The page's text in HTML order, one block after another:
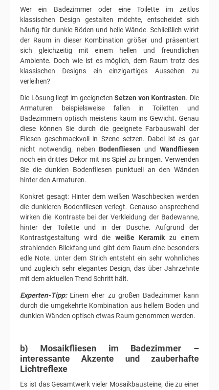
Wer ein Badezimmer oder eine Toilette im zeitlos
klassischen Design gestalten möchte, entscheidet sich
häufig für dunkle Böden und helle Wände. Schließlich wirkt
der Raum in dieser Kombination größer und präsentiert
sich gleichzeitig mit einem hellen und freundlichen
Ambiente. Doch wie ist es möglich, dem Raum trotz des
klassischen Designs ein einzigartiges Aussehen zu
verleihen?
Die Lösung liegt im geeignetenSetzen von Kontrasten. Die
Armaturen beispielsweise fallen in Toiletten und
Badezimmern optisch meistens kaum ins Gewicht. Genau
diese können Sie durch die geeignete Farbauswahl der
Fliesen geschmackvoll in Szene setzen. Dabei ist es gar
nicht notwendig, neben Bodenfliesen undWandfliesen
noch ein drittes Dekor mit ins Spiel zu bringen. Verwenden
Sie die dunklen Bodenfliesen punktuell an den Wänden
hinter den Armaturen.
Konkret gesagt: Hinter dem weißen Waschbecken werden
die dunkleren Bodenfliesen verlegt. Genauso ansprechend
wirken die Kontraste bei der Verkleidung der Badewanne,
hinter der Toilette und in der Dusche. Aufgrund der
Kontrastgestaltung wird die weiße Keramikzu einem
strahlenden Blickfang und gibt dem Raum eine besonders
edle Note. Unter dem Strich entsteht ein sehr wohnliches
und zugleich sehr elegantes Design, das über Jahrzehnte
mit dem aktuellen Trend Schritt hält.
Experten-Tipp:Einem eher zu großen Badezimmer kann
durch die umgekehrte Kombination aus hellem Boden und
dunklen Wänden optisch etwas Raum genommen werden.
b) Mosaikfliesen im Badezimmer –
interessante Akzente und zauberhafte
Lichtreflexe
Es ist das Gesamtwerk vieler Mosaikbausteine, die zu einer